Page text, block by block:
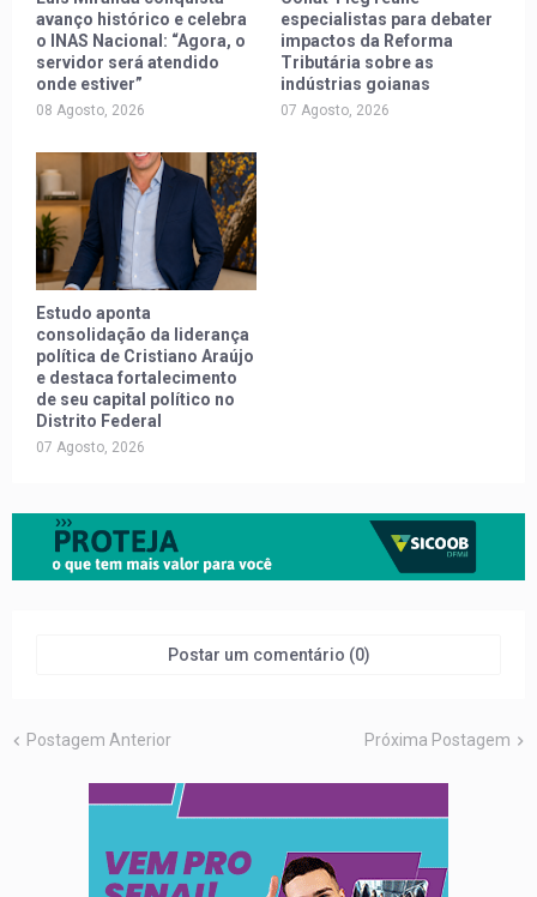
avanço histórico e celebra
o INAS Nacional: “Agora, o
servidor será atendido
onde estiver”
08 Agosto, 2026
especialistas para debater
impactos da Reforma
Tributária sobre as
indústrias goianas
07 Agosto, 2026
Estudo aponta
consolidação da liderança
política de Cristiano Araújo
e destaca fortalecimento
de seu capital político no
Distrito Federal
07 Agosto, 2026
Postar um comentário (0)
Postagem Anterior Próxima Postagem